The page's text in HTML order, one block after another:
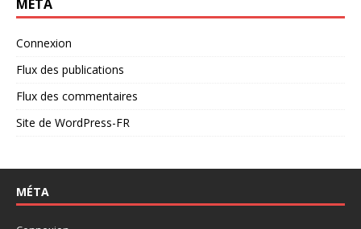
MÉTA
Connexion
Flux des publications
Flux des commentaires
Site de WordPress-FR
MÉTA